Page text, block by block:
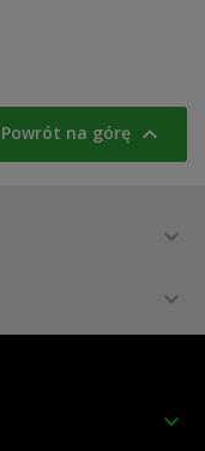
Powrót na górę 


